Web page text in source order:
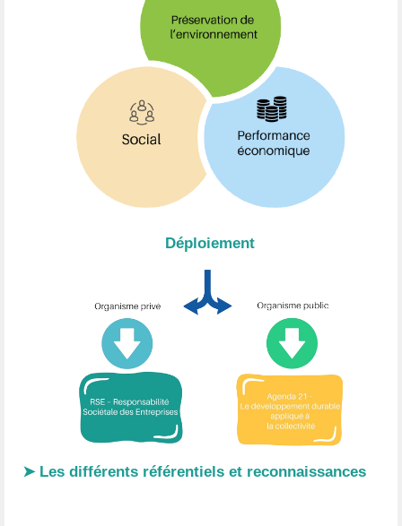
Déploiement
➤ Les différents référentiels et reconnaissances